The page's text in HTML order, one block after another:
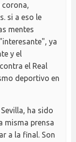
corona,
si a eso le
mentes
ya
y el
el Real
deportivo en
ha sido
misma prensa
a la final. Son